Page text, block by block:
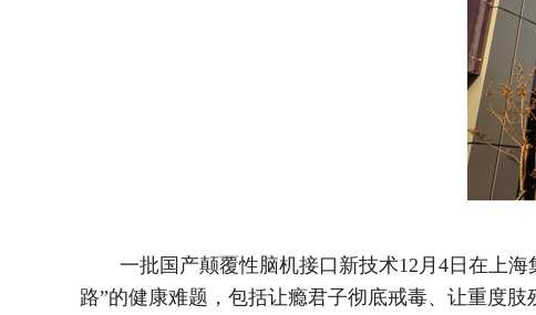
一批国产颠覆性脑机接口新技术12月4日在上海
路”的健康难题，包括让瘾君子彻底戒毒、让重度